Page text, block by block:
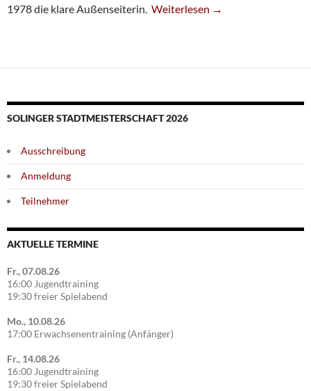
1978 die klare Außenseiterin. Große Herausforderung Für
Weiterlesen →
SOLINGER STADTMEISTERSCHAFT 2026
Ausschreibung
Anmeldung
Teilnehmer
AKTUELLE TERMINE
Fr., 07.08.26
16:00 Jugendtraining
19:30 freier Spielabend
Mo., 10.08.26
17:00 Erwachsenentraining (Anfänger)
Fr., 14.08.26
16:00 Jugendtraining
19:30 freier Spielabend